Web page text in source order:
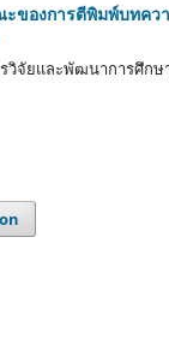
ของการตีพิมพ์บทคว
วิจัยและพัฒนาการศึกษ